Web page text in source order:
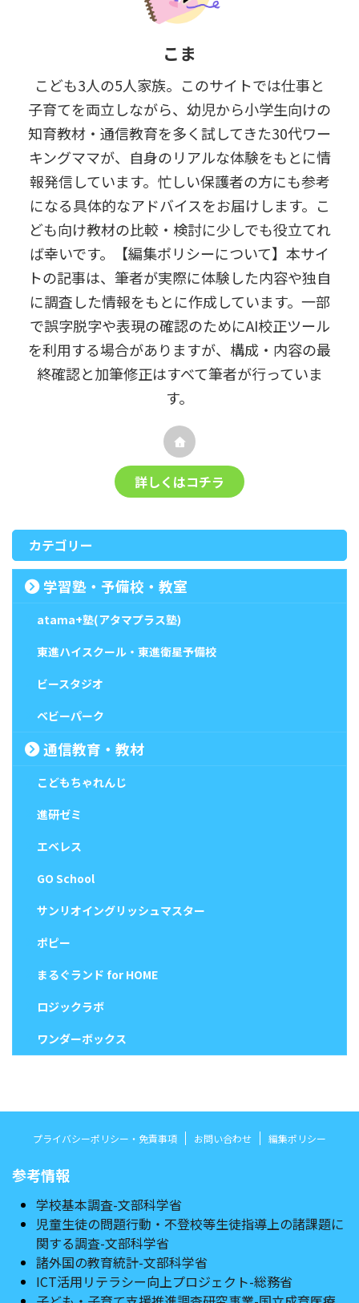
こま
こども3人の5人家族。このサイトでは仕事と
子育てを両立しながら、幼児から小学生向けの
知育教材・通信教育を多く試してきた30代ワー
キングママが、自身のリアルな体験をもとに情
報発信しています。忙しい保護者の方にも参考
になる具体的なアドバイスをお届けします。こ
ども向け教材の比較・検討に少しでも役立てれ
ば幸いです。【編集ポリシーについて】本サイ
トの記事は、筆者が実際に体験した内容や独自
に調査した情報をもとに作成しています。一部
で誤字脱字や表現の確認のためにAI校正ツール
を利用する場合がありますが、構成・内容の最
終確認と加筆修正はすべて筆者が行っていま
す。
詳しくはコチラ
カテゴリー
学習塾・予備校・教室
atama+塾(アタマプラス塾)
東進ハイスクール・東進衛星予備校
ビースタジオ
ベビーパーク
通信教育・教材
こどもちゃれんじ
進研ゼミ
エベレス
GO School
サンリオイングリッシュマスター
ポピー
まるぐランド for HOME
ロジックラボ
ワンダーボックス
プライバシーポリシー・免責事項 お問い合わせ 編集ポリシー
参考情報
学校基本調査-文部科学省
児童生徒の問題行動・不登校等生徒指導上の諸課題に
関する調査-文部科学省
諸外国の教育統計-文部科学省
ICT活用リテラシー向上プロジェクト-総務省